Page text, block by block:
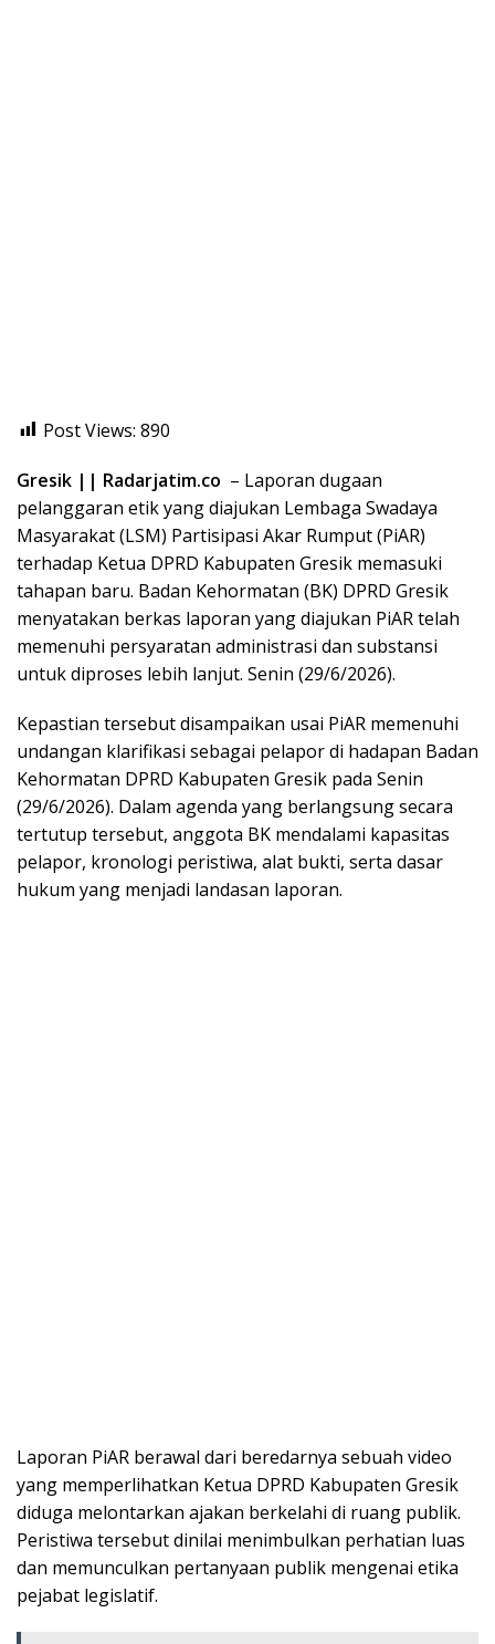
Post Views: 890
Gresik || Radarjatim.co – Laporan dugaan
pelanggaran etik yang diajukan Lembaga Swadaya
Masyarakat (LSM) Partisipasi Akar Rumput (PiAR)
terhadap Ketua DPRD Kabupaten Gresik memasuki
tahapan baru. Badan Kehormatan (BK) DPRD Gresik
menyatakan berkas laporan yang diajukan PiAR telah
memenuhi persyaratan administrasi dan substansi
untuk diproses lebih lanjut. Senin (29/6/2026).
Kepastian tersebut disampaikan usai PiAR memenuhi
undangan klarifikasi sebagai pelapor di hadapan Badan
Kehormatan DPRD Kabupaten Gresik pada Senin
(29/6/2026). Dalam agenda yang berlangsung secara
tertutup tersebut, anggota BK mendalami kapasitas
pelapor, kronologi peristiwa, alat bukti, serta dasar
hukum yang menjadi landasan laporan.
Laporan PiAR berawal dari beredarnya sebuah video
yang memperlihatkan Ketua DPRD Kabupaten Gresik
diduga melontarkan ajakan berkelahi di ruang publik.
Peristiwa tersebut dinilai menimbulkan perhatian luas
dan memunculkan pertanyaan publik mengenai etika
pejabat legislatif.